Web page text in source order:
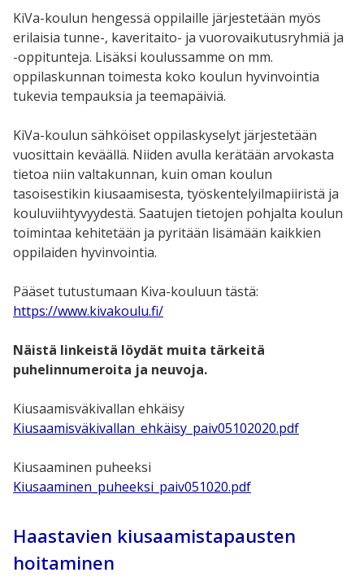
KiVa-koulun hengessä oppilaille järjestetään myös
erilaisia tunne-, kaveritaito- ja vuorovaikutusryhmiä ja
-oppitunteja. Lisäksi koulussamme on mm.
oppilaskunnan toimesta koko koulun hyvinvointia
tukevia tempauksia ja teemapäiviä.
KiVa-koulun sähköiset oppilaskyselyt järjestetään
vuosittain keväällä. Niiden avulla kerätään arvokasta
tietoa niin valtakunnan, kuin oman koulun
tasoisestikin kiusaamisesta, työskentelyilmapiiristä ja
kouluviihtyvyydestä. Saatujen tietojen pohjalta koulun
toimintaa kehitetään ja pyritään lisämään kaikkien
oppilaiden hyvinvointia.
Pääset tutustumaan Kiva-kouluun tästä:
https://www.kivakoulu.fi/
Näistä linkeistä löydät muita tärkeitä
puhelinnumeroita ja neuvoja.
Kiusaamisväkivallan ehkäisy
Kiusaamisväkivallan_ehkäisy_paiv05102020.pdf
Kiusaaminen puheeksi
Kiusaaminen_puheeksi_paiv051020.pdf
Haastavien kiusaamistapausten
hoitaminen